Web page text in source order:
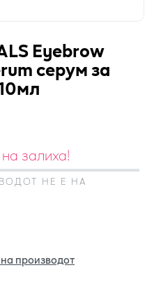
Eyebrow
серум за
залиха!
НЕ Е НА
производот